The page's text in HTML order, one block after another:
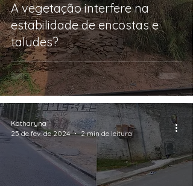
A vegetação interfere na
estabilidade de encostas e
taludes?
Katharyna
25 de fev. de 2024
2 min de leitura